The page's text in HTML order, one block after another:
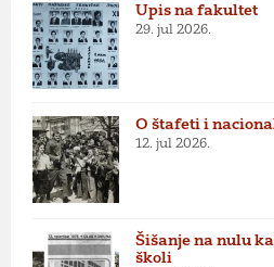
Upis na fakultet
29. jul 2026.
O štafeti i
12. jul 2026.
Šišanje na nulu
školi